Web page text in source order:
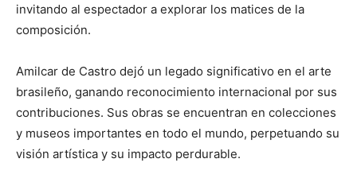
invitando al espectador a explorar los matices de la
composición.
Amilcar de Castro dejó un legado significativo en el arte
brasileño, ganando reconocimiento internacional por sus
contribuciones. Sus obras se encuentran en colecciones
y museos importantes en todo el mundo, perpetuando su
visión artística y su impacto perdurable.